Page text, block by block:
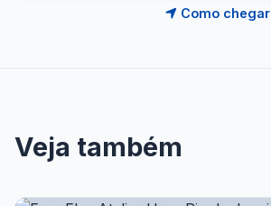
Como chegar
Veja também